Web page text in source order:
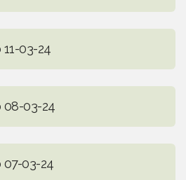
03-24
08-03-24
03-24